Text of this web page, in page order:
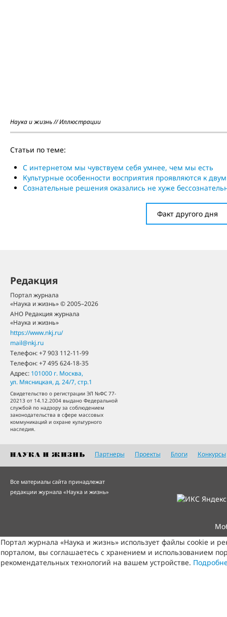
Наука и жизнь // Иллюстрации
Статьи по теме:
С интернетом мы чувствуем себя умнее, чем мы есть
Культурные особенности восприятия проявляются к
Сознательные решения оказались не хуже
Факт другого дня
Редакция
Портал журнала
«Наука и жизнь» © 2005–2026
АНО Редакция журнала
«Наука и жизнь»
https://www.nkj.ru/
mail@nkj.ru
Телефон:+7 903 112-11-99
Телефон:+7 495 624-18-35
Адрес: 101000 г. Москва,
ул. Мясницкая, д. 24/7, стр.1
Свидетельство о регистрации ЭЛ №ФС 77-
20213 от 14.12.2004 выдано Федеральной
службой по надзору за соблюдением
законодательства в сфере массовых
коммуникаций и охране культурного
наследия.
Партнеры Проекты Блоги Конкурсы
Все материалы сайта принадлежат
редакции журнала «Наука и жизнь»
Портал журнала «Наука и жизнь» использует файлы cookie и
порталом, вы соглашаетесь с хранением и использованием
рекомендательных технологий на вашем устройстве.